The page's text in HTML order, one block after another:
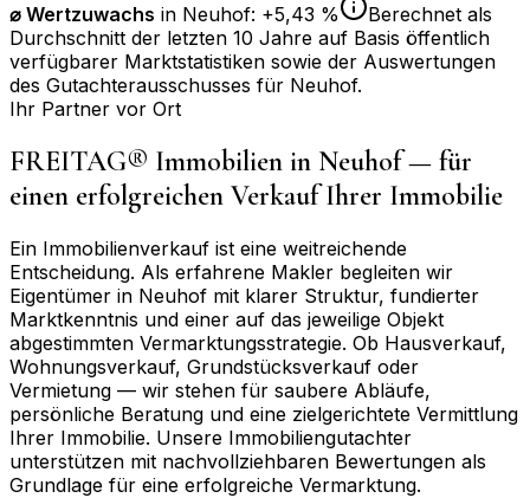
⌀ Wertzuwachs in Neuhof: +5,43 %
Berechnet als
Durchschnitt der letzten 10 Jahre auf Basis öffentlich
verfügbarer Marktstatistiken sowie der Auswertungen
des Gutachterausschusses für Neuhof.
Ihr Partner vor Ort
FREITAG® Immobilien in Neuhof— für
einen erfolgreichen Verkauf Ihrer Immobilie
Ein Immobilienverkauf ist eine weitreichende
Entscheidung. Als erfahrene Makler begleiten wir
Eigentümer in Neuhof mit klarer Struktur, fundierter
Marktkenntnis und einer auf das jeweilige Objekt
abgestimmten Vermarktungsstrategie. Ob Hausverkauf,
Wohnungsverkauf, Grundstücksverkauf oder
Vermietung — wir stehen für saubere Abläufe,
persönliche Beratung und eine zielgerichtete Vermittlung
Ihrer Immobilie. Unsere Immobiliengutachter
unterstützen mit nachvollziehbaren Bewertungen als
Grundlage für eine erfolgreiche Vermarktung.